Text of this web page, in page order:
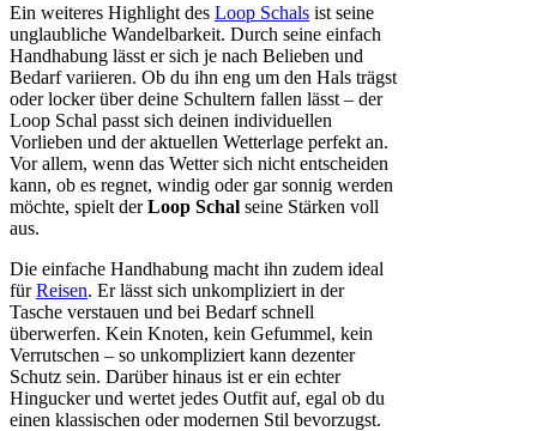
Ein weiteres Highlight des Loop Schals ist seine
unglaubliche Wandelbarkeit. Durch seine einfach
Handhabung lässt er sich je nach Belieben und
Bedarf variieren. Ob du ihn eng um den Hals trägst
oder locker über deine Schultern fallen lässt – der
Loop Schal passt sich deinen individuellen
Vorlieben und der aktuellen Wetterlage perfekt an.
Vor allem, wenn das Wetter sich nicht entscheiden
kann, ob es regnet, windig oder gar sonnig werden
möchte, spielt derLoop Schal seine Stärken voll
aus.
Die einfache Handhabung macht ihn zudem ideal
fürReisen. Er lässt sich unkompliziert in der
Tasche verstauen und bei Bedarf schnell
überwerfen. Kein Knoten, kein Gefummel, kein
Verrutschen – so unkompliziert kann dezenter
Schutz sein. Darüber hinaus ist er ein echter
Hingucker und wertet jedes Outfit auf, egal ob du
einen klassischen oder modernen Stil bevorzugst.